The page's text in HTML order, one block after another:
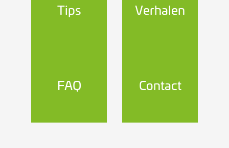
Tips Verhalen
FAQ Contact